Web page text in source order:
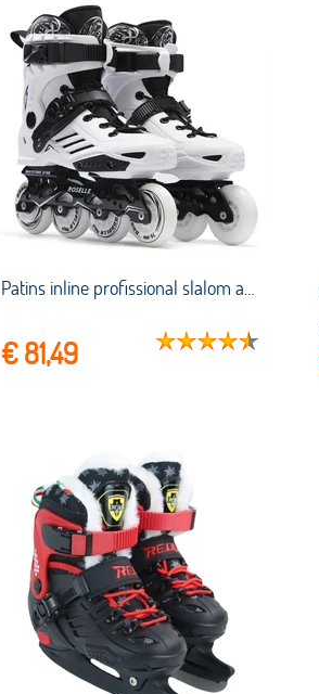
Patins inline profissional slalom adulto sapatos de patinação do rolo de borracha do plutônio para o adulto 4 rodas patins profissionais
€ 81,49